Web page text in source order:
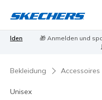
🎁 Anmelden und
Bekleidung Accessoires
Unisex